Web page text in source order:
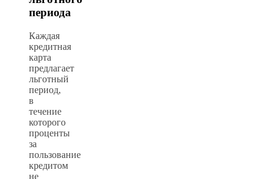
периода
Каждая
кредитная
карта
предлагает
льготный
период,
в
течение
которого
проценты
за
пользование
кредитом
не